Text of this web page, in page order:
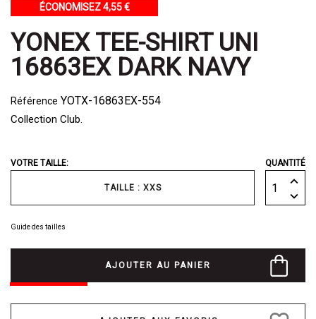
ÉCONOMISEZ 4,55 €
YONEX TEE-SHIRT UNI
16863EX DARK NAVY
Référence YOTX-16863EX-554
Collection Club.
VOTRE TAILLE:
TAILLE : XXS
QUANTITÉ
Guide des tailles
AJOUTER AU PANIER